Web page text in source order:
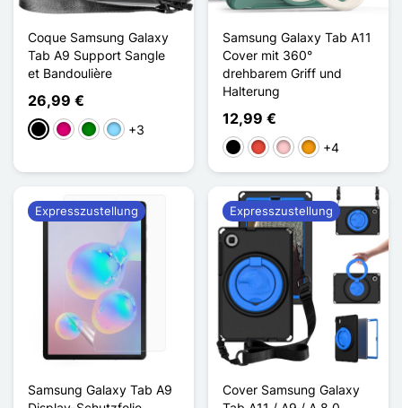
Coque Samsung Galaxy
Tab A9 Support Sangle
et Bandoulière
26,99 €
SchwarzMagenta
GrünHellblau
+3
Samsung Galaxy Tab A11
Cover mit 360°
drehbarem Griff und
Halterung
12,99 €
Schwarz
Rot PinkOrange
+4
Samsung Galaxy Tab A9
Expresszustellung
Cover Samsung Galaxy
Expresszustellung